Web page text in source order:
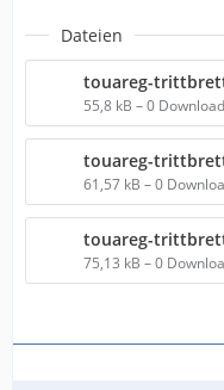
Dateien
touareg-
55,8 kB – 0
touareg-
61,57 kB – 0
touareg-
75,13 kB – 0